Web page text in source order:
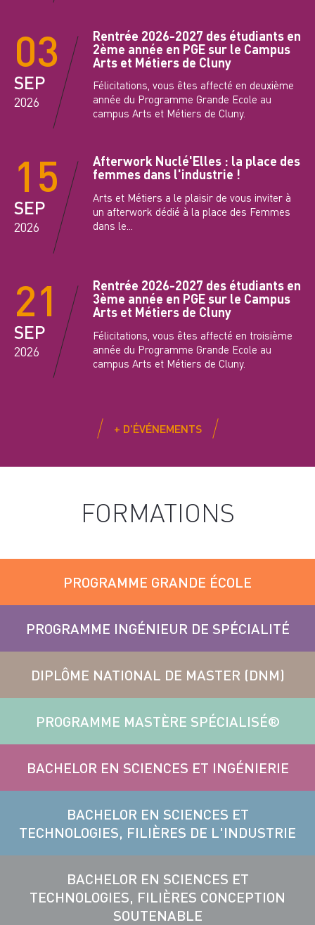
Rentrée 2026-2027 des étudiants en
2ème année en PGE sur le Campus
Arts et Métiers de Cluny
03
SEP
2026
Félicitations, vous êtes affecté en deuxième
année du Programme Grande Ecole au
campus Arts et Métiers de Cluny.
Afterwork Nuclé'Elles : la place des
femmes dans l'industrie !
15
SEP
2026
Arts et Métiers a le plaisir de vous inviter à
un afterwork dédié à la place des Femmes
dans le...
Rentrée 2026-2027 des étudiants en
3ème année en PGE sur le Campus
Arts et Métiers de Cluny
21
SEP
2026
Félicitations, vous êtes affecté en troisième
année du Programme Grande Ecole au
campus Arts et Métiers de Cluny.
+ D'ÉVÉNEMENTS
FORMATIONS
PROGRAMME GRANDE ÉCOLE
PROGRAMME INGÉNIEUR DE SPÉCIALITÉ
DIPLÔME NATIONAL DE MASTER (DNM)
PROGRAMME MASTÈRE SPÉCIALISÉ®
BACHELOR EN SCIENCES ET INGÉNIERIE
BACHELOR EN SCIENCES ET
TECHNOLOGIES, FILIÈRES DE L'INDUSTRIE
BACHELOR EN SCIENCES ET
TECHNOLOGIES, FILIÈRES CONCEPTION
SOUTENABLE